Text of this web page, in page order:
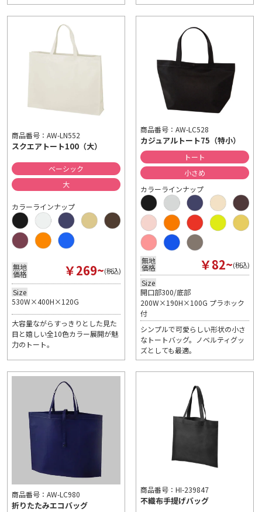
商品番号：AW-LN552
スクエアトート100（大）
ベーシック
大
カラーラインナップ
無地
価格 ￥269~(税込)
Size
530W×400H×120G
大容量ながらすっきりとした見た
目と嬉しい全10色カラー展開が魅
力のトート。
商品番号：AW-LC528
カジュアルトート75（特小）
トート
小さめ
カラーラインナップ
無地
価格 ￥82~(税込)
Size
開口部300/底部
200W×190H×100G プラホック
付
シンプルで可愛らしい形状の小さ
なトートバッグ。ノベルティグッ
ズとしても最適。
商品番号：AW-LC980
折りたたみエコバッグ
商品番号：HI-239847
不織布手提げバッグ